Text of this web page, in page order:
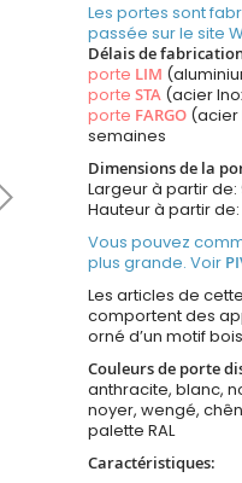
Les portes sont
passée sur le site
Délais de
porte LIM
porteSTA (acier
porte FARGO (acier
semaines
Dimensions de la
Largeur à partir de:
Hauteur à partir
Vous pouvez
plus grande. Voir
Les articles de
comportent des
orné d’un motif
Couleurs de porte
anthracite, blanc,
noyer, wengé,
palette RAL
Caractéristiques: